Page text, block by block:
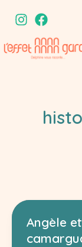
contenu
Angèle